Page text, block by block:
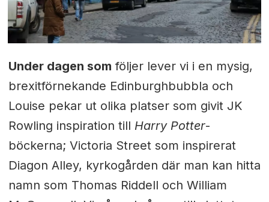
Under dagen som följer lever vi i en mysig,
brexitförnekande Edinburghbubbla och
Louise pekar ut olika platser som givit JK
Rowling inspiration till Harry Potter-
böckerna; Victoria Street som inspirerat
Diagon Alley, kyrkogården där man kan hitta
namn som Thomas Riddell och William